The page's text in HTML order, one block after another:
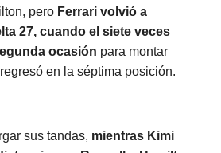
pero Ferrari volvió a
27, cuando el siete veces
ocasión para montar
en la séptima posición.
sus tandas, mientras Kimi